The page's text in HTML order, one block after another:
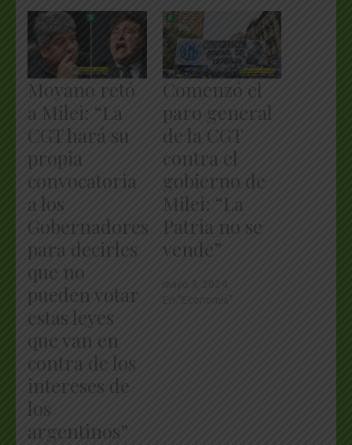
Moyano retó
a Milei: “La
CGT hará su
propia
convocatoria
a los
Gobernadores
para decirles
que no
pueden votar
estas leyes
que van en
contra de los
intereses de
los
argentinos”
Comenzó el
paro general
de la CGT
contra el
gobierno de
Milei: “La
Patria no se
vende”